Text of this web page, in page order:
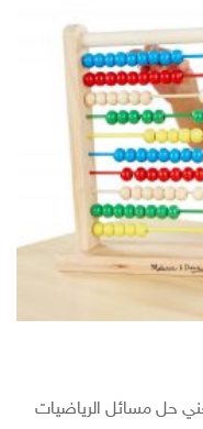
حل مسائل الرياضيات